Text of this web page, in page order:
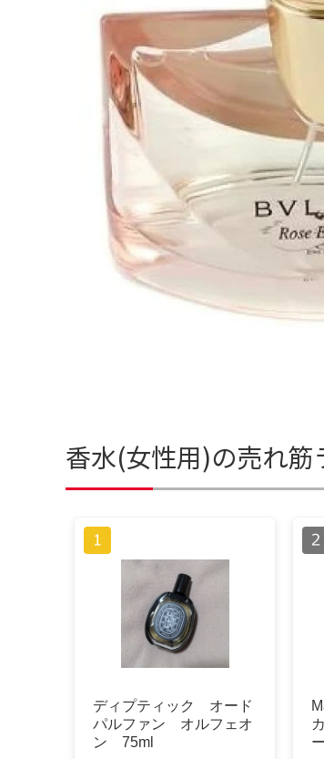
香水(女性用)の売れ筋
ディプティック オード
パルファン オルフェオ
ン 75ml